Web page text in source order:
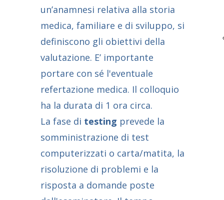
un’anamnesi relativa alla storia
medica, familiare e di sviluppo, si
definiscono gli obiettivi della
valutazione. E’ importante
portare con sé l'eventuale
refertazione medica. Il colloquio
ha la durata di 1 ora circa.
La fase di testing prevede la
somministrazione di test
computerizzati o carta/matita, la
risoluzione di problemi e la
risposta a domande poste